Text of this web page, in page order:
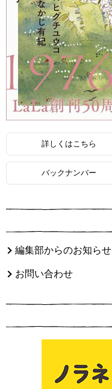
詳しくはこちら
バックナンバー
編集部からのお知らせ
お問い合わせ